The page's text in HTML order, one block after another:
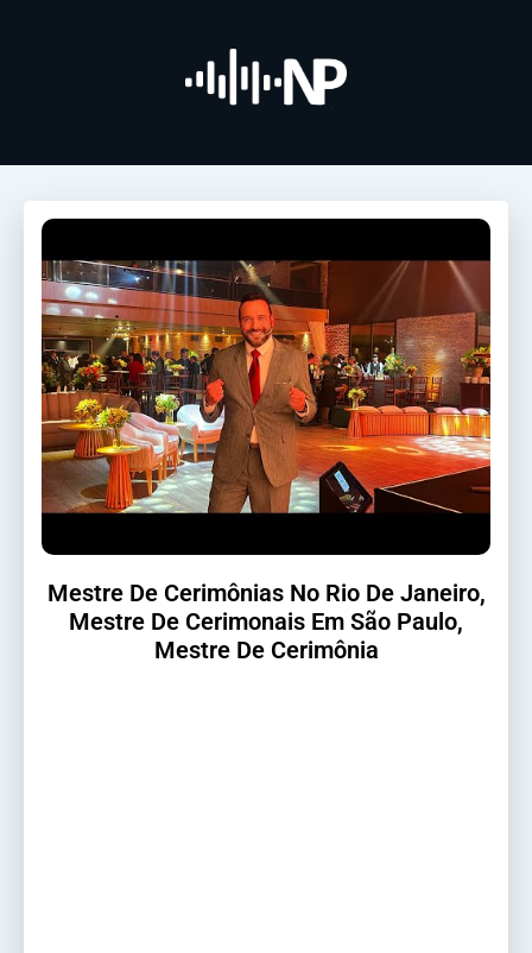
Mestre De Cerimônias No Rio De Janeiro,
Mestre De Cerimonais Em São Paulo,
Mestre De Cerimônia